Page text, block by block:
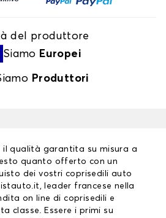
del produttore
Siamo Europei
Produttori
il qualità garantita su misura a
quanto offerto con un
dei vostri coprisedili auto
leader francese nella
on line di coprisedili e
classe. Essere i primi su